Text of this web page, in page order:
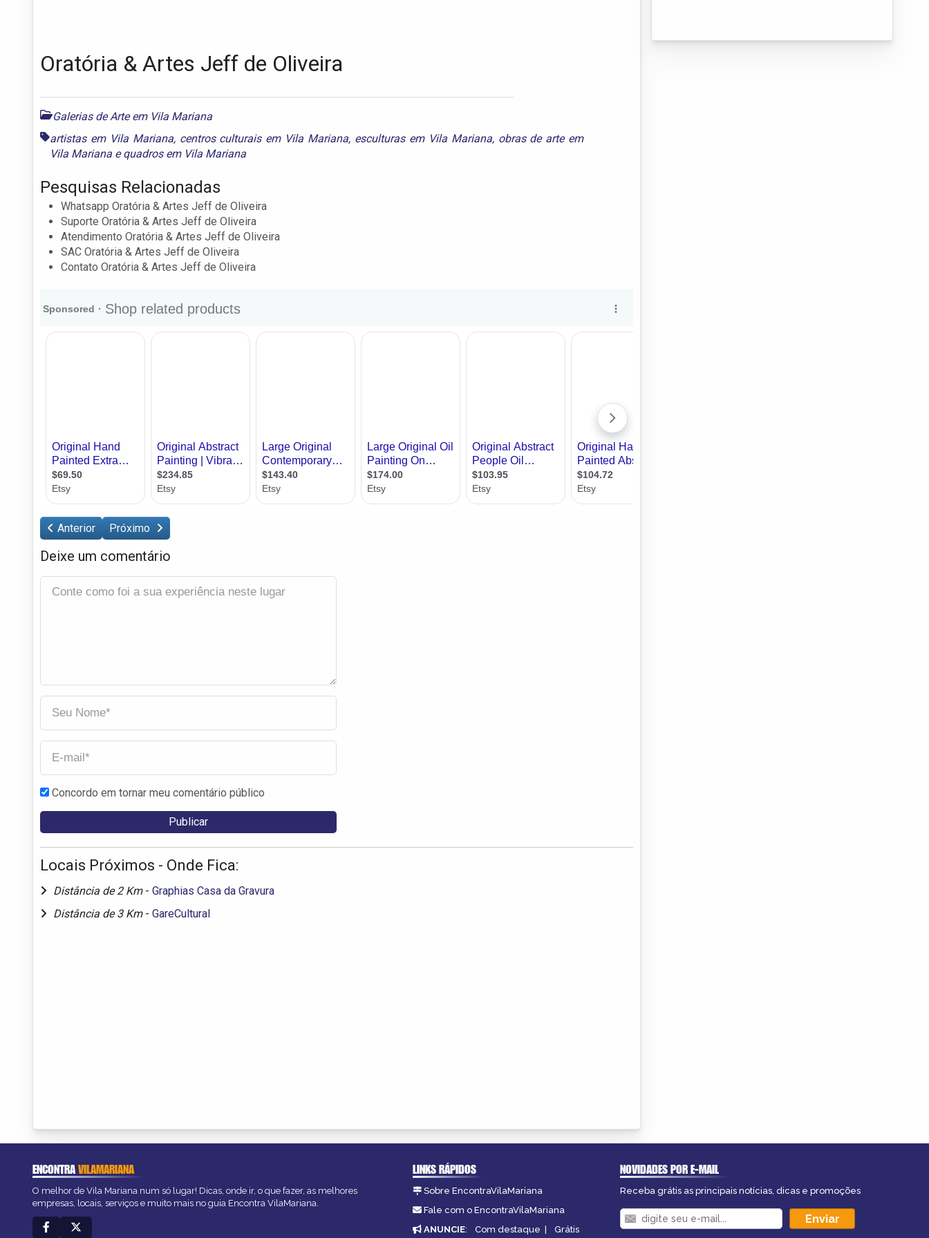
Oratória & Artes Jeff de Oliveira
Galerias de Arte em Vila Mariana
artistas em Vila Mariana, centros culturais em Vila Mariana, esculturas em Vila Mariana, obras de arte em
Vila Mariana equadros em Vila Mariana
Pesquisas Relacionadas
Whatsapp Oratória & Artes Jeff de Oliveira
Suporte Oratória & Artes Jeff de Oliveira
Atendimento Oratória & Artes Jeff de Oliveira
SAC Oratória & Artes Jeff de Oliveira
Contato Oratória & Artes Jeff de Oliveira
Anterior Próximo
Deixe um comentário
Concordo em tornar meu comentário público
Locais Próximos - Onde Fica:
Distância de 2 Km - Graphias Casa da Gravura
Distância de 3 Km - GareCultural
ENCONTRAVILAMARIANA
O melhor de Vila Mariana num só lugar! Dicas, onde ir, o que fazer, as melhores
empresas, locais, serviços e muito mais no guia Encontra VilaMariana.
LINKS RÁPIDOS
Sobre EncontraVilaMariana
Fale com o EncontraVilaMariana
ANUNCIE: Com destaque Grátis
NOVIDADES POR E-MAIL
Receba grátis as principais notícias, dicas e promoções